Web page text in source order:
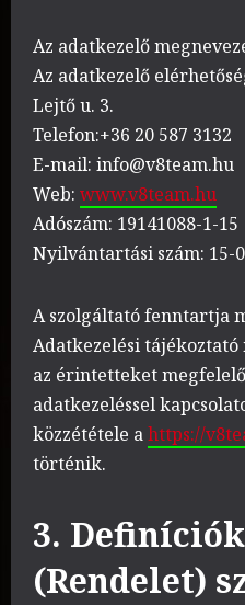
Az adatkezelő
Az adatkezelő
Lejtő u. 3.
Telefon:+36 20 587 3132
E-mail: info@v8team.hu
Web: www.v8team.hu
Adószám: 19141088-1-15
Nyilvántartási szám: 15-
A szolgáltató fenntartja
Adatkezelési
az érintetteket
adatkezeléssel
közzététele ahttps://
történik.
3. Definíciók
(Rendelet)